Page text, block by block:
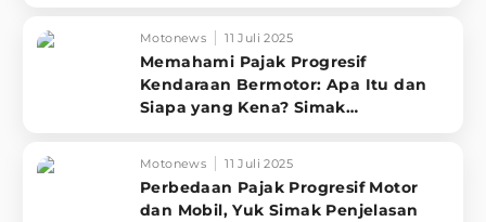
Motonews 11 Juli 2025
Memahami Pajak Progresif
Kendaraan Bermotor: Apa Itu dan
Siapa yang Kena? Simak
Motonews 11 Juli 2025
Perbedaan Pajak Progresif Motor
dan Mobil, Yuk Simak Penjelasan